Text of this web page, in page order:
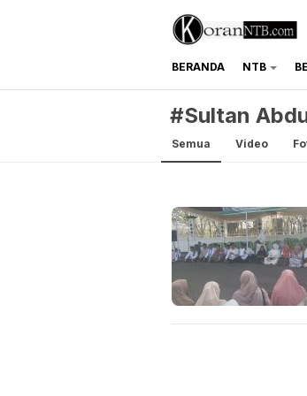
koranntb.com
BERANDA NTB
#Sultan
Semua Video